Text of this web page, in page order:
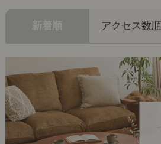
新着順 アクセス数順